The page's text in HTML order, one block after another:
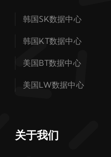
韩国SK数据中心
韩国KT数据中心
美国BT数据中心
美国LW数据中心
关于我们